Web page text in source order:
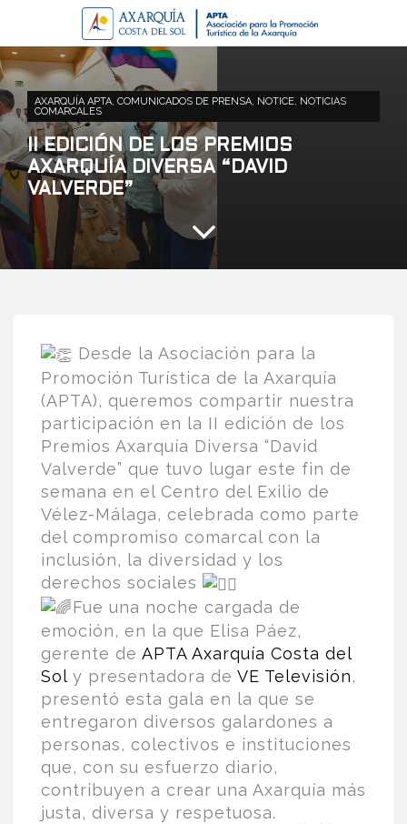
AXARQUÍA APTA, COMUNICADOS DE PRENSA, NOTICE, NOTICIAS
COMARCALES
II EDICIÓN DE LOS PREMIOS
AXARQUÍA DIVERSA “DAVID
VALVERDE”
Desde la Asociación para la
Promoción Turística de la Axarquía
(APTA), queremos compartir nuestra
participación en la II edición de los
Premios Axarquía Diversa “David
Valverde” que tuvo lugar este fin de
semana en el Centro del Exilio de
Vélez-Málaga, celebrada como parte
del compromiso comarcal con la
inclusión, la diversidad y los
derechos sociales
Fue una noche cargada de
emoción, en la que Elisa Páez,
gerente de APTA Axarquía Costa del
Soly presentadora de VE Televisión,
presentó esta gala en la que se
entregaron diversos galardones a
personas, colectivos e instituciones
que, con su esfuerzo diario,
contribuyen a crear una Axarquía más
justa, diversa y respetuosa.